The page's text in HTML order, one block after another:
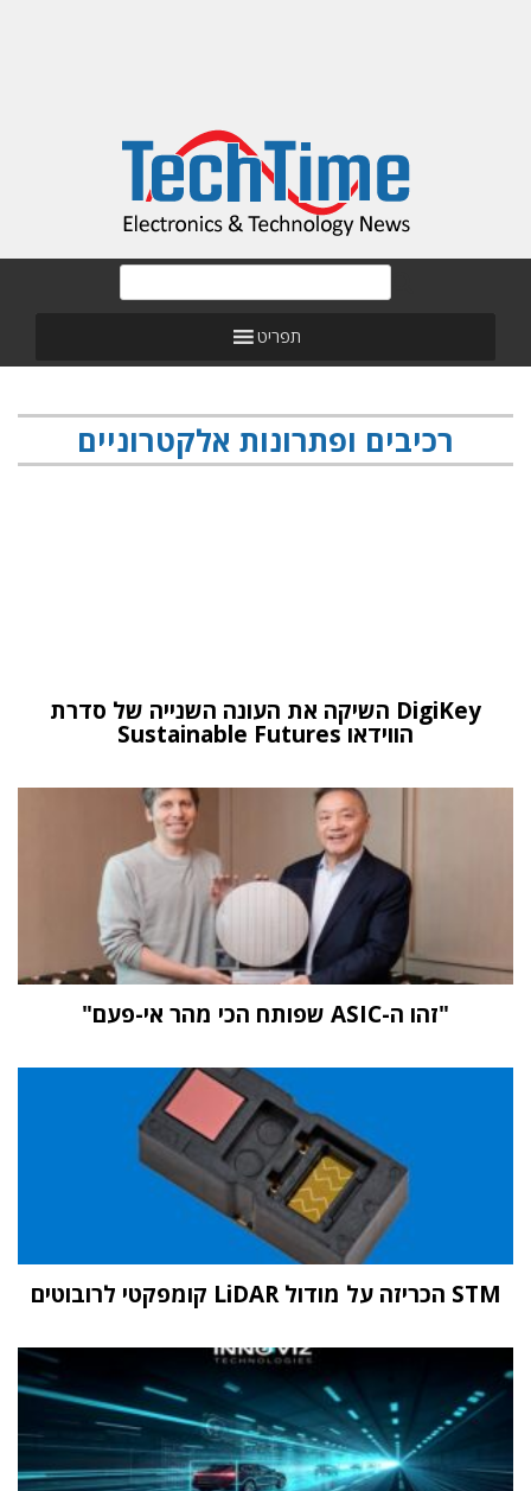
תפריט
רכיבים ופתרונות אלקטרוניים
DigiKey השיקה את העונה השנייה של סדרת
הווידאו Sustainable Futures
"זהו ה-ASIC שפותח הכי מהר אי-פעם"
STM הכריזה על מודול LiDAR קומפקטי לרובוטים